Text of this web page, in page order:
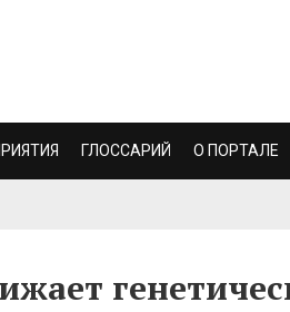
ГЛОССАРИЙ О ПОРТАЛЕ